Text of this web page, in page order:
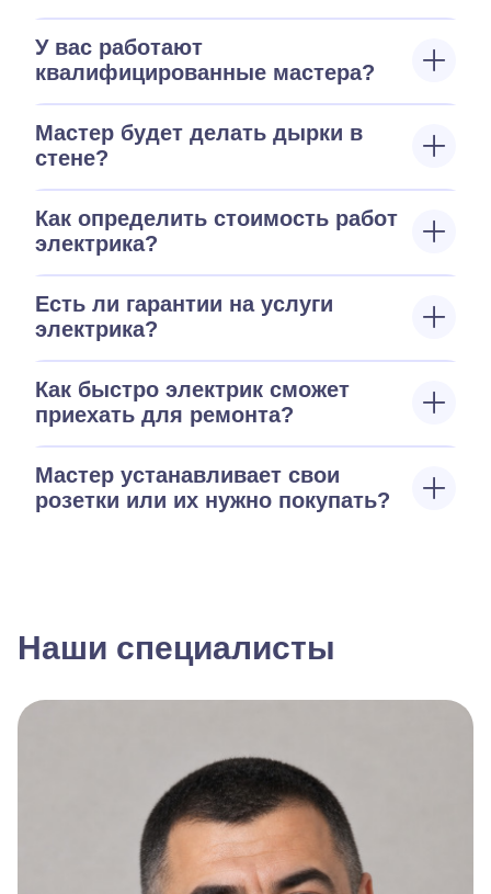
У вас работают
квалифицированные мастера?
Мастер будет делать дырки в
стене?
Как определить стоимость работ
электрика?
Есть ли гарантии на услуги
электрика?
Как быстро электрик сможет
приехать для ремонта?
Мастер устанавливает свои
розетки или их нужно покупать?
Наши специалисты